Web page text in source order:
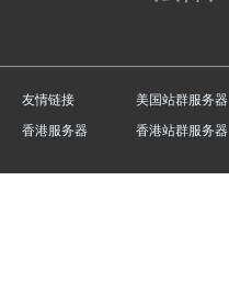
友情链接 美国站群服务器
香港服务器
香港站群服务器